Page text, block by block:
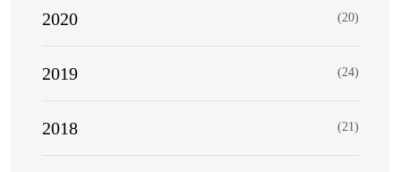
2020 (20)
2019 (24)
2018 (21)